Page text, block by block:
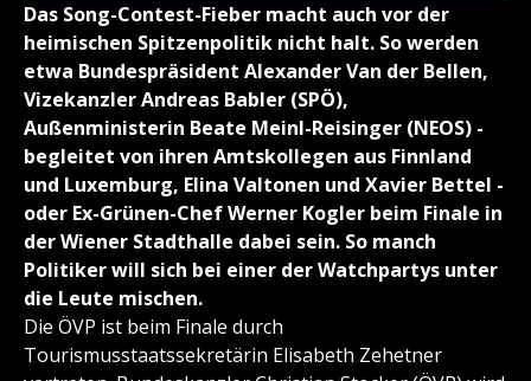
Das Song-Contest-Fieber macht auch vor der
heimischen Spitzenpolitik nicht halt. So werden
etwa Bundespräsident Alexander Van der Bellen,
Vizekanzler Andreas Babler (SPÖ),
Außenministerin Beate Meinl-Reisinger (NEOS) -
begleitet von ihren Amtskollegen aus Finnland
und Luxemburg, Elina Valtonen und Xavier Bettel -
oder Ex-Grünen-Chef Werner Kogler beim Finale in
der Wiener Stadthalle dabei sein. So manch
Politiker will sich bei einer der Watchpartys unter
die Leute mischen.
Die ÖVP ist beim Finale durch
Tourismusstaatssekretärin Elisabeth Zehetner